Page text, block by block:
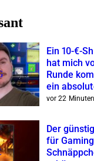
Ein 10-€-
hat mich
Runde
ein
mit
vor 22
Der
für